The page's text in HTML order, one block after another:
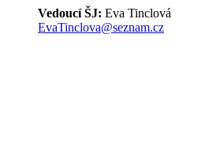
Vedoucí ŠJ: Eva Tinclová
EvaTinclova@seznam.cz